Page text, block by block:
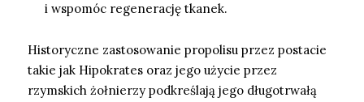
i wspomóc regenerację tkanek.
Historyczne zastosowanie propolisu przez postacie
takie jak Hipokrates oraz jego użycie przez
rzymskich żołnierzy podkreślają jego długotrwałą